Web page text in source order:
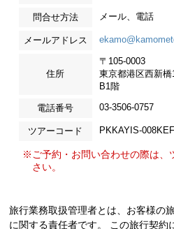
問合せ方法 メール、電話
メールアドレス
住所
〒105-0003
東京都港区西新
B1階
電話番号 03-3506-0757
ツアーコード PKKAYIS-
※ご予約・お問い合わせの際は、
さい。
旅行業務取扱管理者とは、お客様の
に関する責任者です。 この旅行契約